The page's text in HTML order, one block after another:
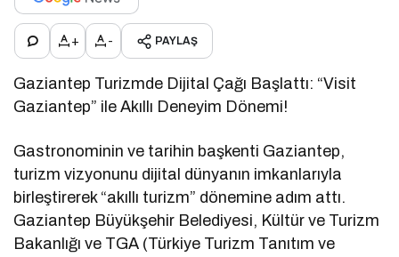
+ - PAYLAŞ
Gaziantep Turizmde Dijital Çağı Başlattı: “Visit
Gaziantep” ile Akıllı Deneyim Dönemi!
Gastronominin ve tarihin başkenti Gaziantep,
turizm vizyonunu dijital dünyanın imkanlarıyla
birleştirerek “akıllı turizm” dönemine adım attı.
Gaziantep Büyükşehir Belediyesi, Kültür ve Turizm
Bakanlığı ve TGA (Türkiye Turizm Tanıtım ve